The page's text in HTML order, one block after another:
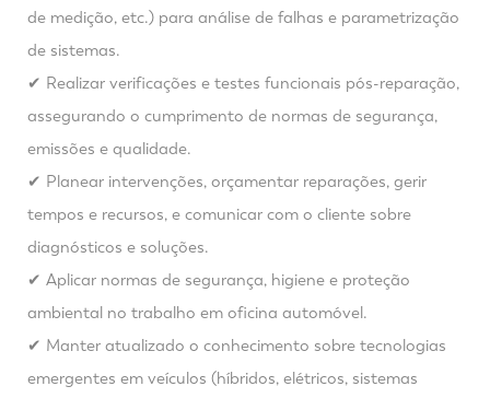
de medição, etc.) para análise de falhas e parametrização
de sistemas.
✔ Realizar verificações e testes funcionais pós-reparação,
assegurando o cumprimento de normas de segurança,
emissões e qualidade.
✔ Planear intervenções, orçamentar reparações, gerir
tempos e recursos, e comunicar com o cliente sobre
diagnósticos e soluções.
✔ Aplicar normas de segurança, higiene e proteção
ambiental no trabalho em oficina automóvel.
✔ Manter atualizado o conhecimento sobre tecnologias
emergentes em veículos (híbridos, elétricos, sistemas